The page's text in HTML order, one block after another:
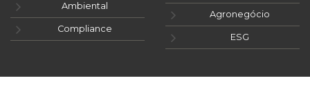
Ambiental
Compliance
Agronegócio
ESG